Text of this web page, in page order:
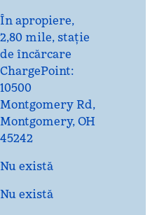
În apropiere,
2,80 mile, stație
de încărcare
ChargePoint:
10500
Montgomery Rd,
Montgomery, OH
45242
Nu există
Nu există